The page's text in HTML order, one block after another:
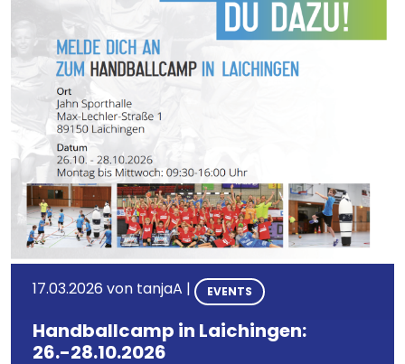
17.03.2026 von tanjaA | EVENTS
Handballcamp in Laichingen:
26.-28.10.2026